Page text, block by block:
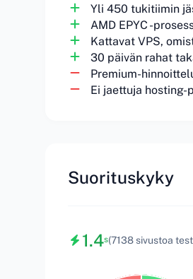
Yli 450 tukitiimin
AMD EPYC -
Kattavat VPS,
30 päivän rahat
Premium-
Ei jaettuja
Suorituskyky
1.4s(7138 sivustoa